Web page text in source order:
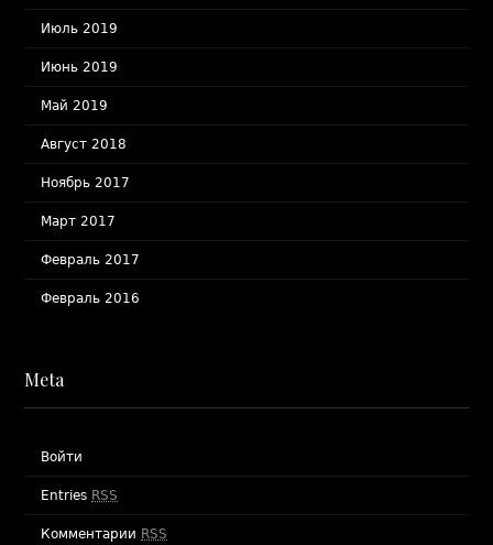
Июль 2019
Июнь 2019
Май 2019
Август 2018
Ноябрь 2017
Март 2017
Февраль 2017
Февраль 2016
Meta
Войти
Entries RSS
Комментарии RSS